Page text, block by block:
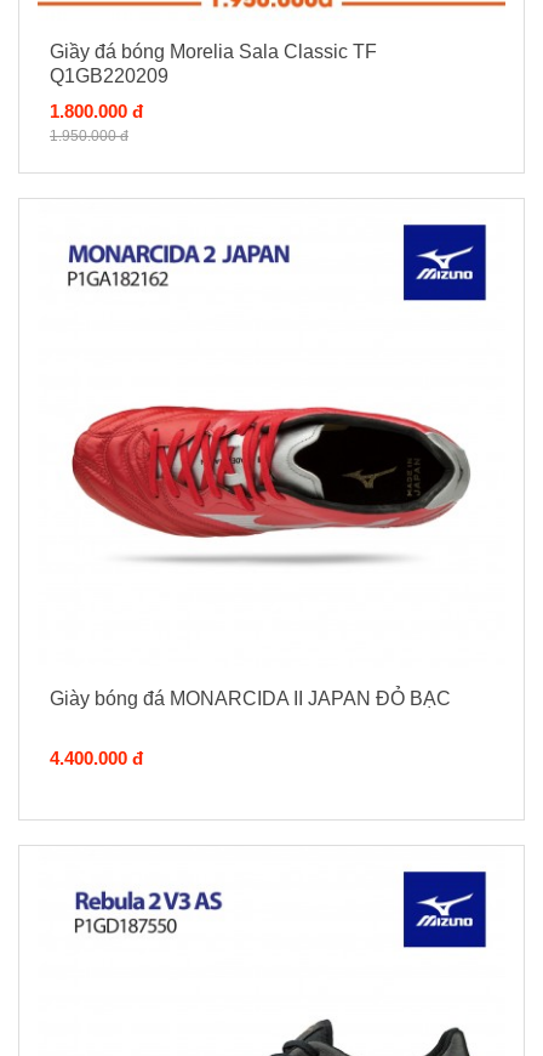
Giầy đá bóng Morelia Sala Classic TF
Q1GB220209
1.800.000 đ
1.950.000 đ
Giày bóng đá MONARCIDA II JAPAN ĐỎ BẠC
4.400.000 đ